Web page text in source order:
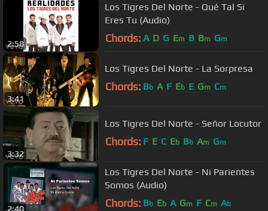
2:58
Los Tigres Del Norte - Qué Tal Si
Eres Tu (Audio)
Chords: A D G Em B Bm Gm
3:41
Los Tigres Del Norte - La Sorpresa
Chords: Bb A F Eb E Gm Cm
3:32
Los Tigres Del Norte - Señor Locutor
Chords: F E C Eb Bb Am Gm
2:40
Los Tigres Del Norte - Ni Parientes
Somos (Audio)
Chords: Bb Eb A Gm F Cm Ab